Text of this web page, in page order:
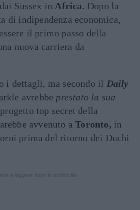
Sussex in Africa. Dopo la
di indipendenza economica,
il primo passo della
nuova carriera da
i dettagli, ma secondo il Daily
avrebbe prestato la sua
top secret della
avvenuto a Toronto, in
prima del ritorno dei Duchi